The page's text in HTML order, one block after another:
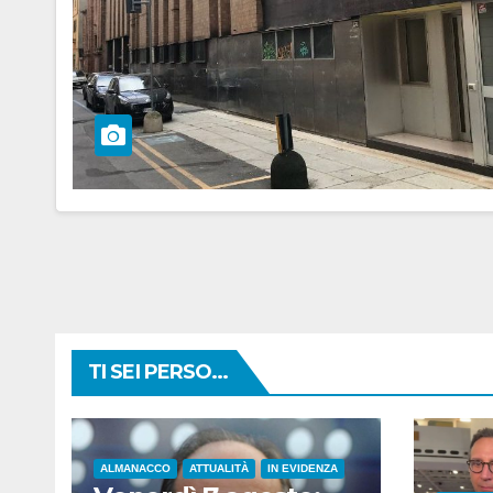
TI SEI PERSO...
ALMANACCO ATTUALITÀ IN EVIDENZA